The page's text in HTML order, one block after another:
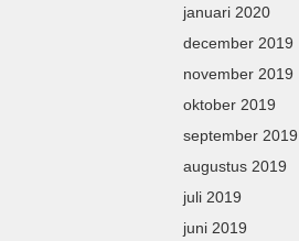
januari 2020
december 2019
november 2019
oktober 2019
september 2019
augustus 2019
juli 2019
juni 2019